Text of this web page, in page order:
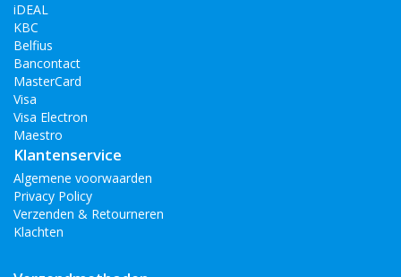
iDEAL
KBC
Belfius
Bancontact
MasterCard
Visa
Visa Electron
Maestro
Klantenservice
Algemene voorwaarden
Privacy Policy
Verzenden & Retourneren
Klachten